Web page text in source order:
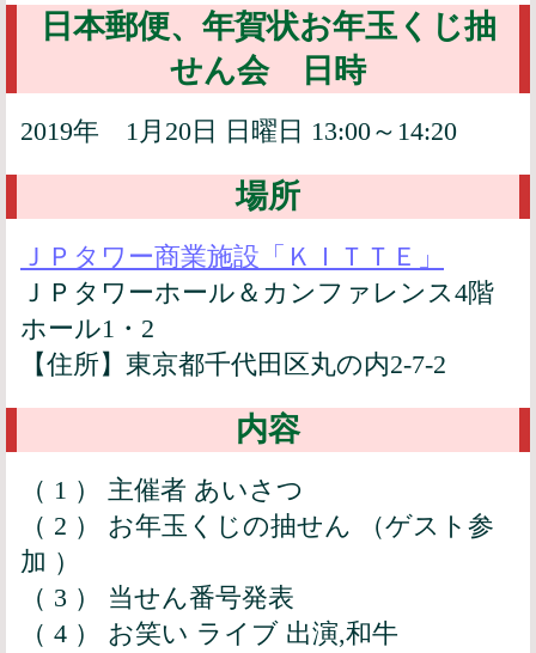
日本郵便、年賀状お年玉くじ抽
せん会 日時
2019年 1月20日 日曜日 13:00～14:20
場所
ＪＰタワー商業施設「ＫＩＴＴＥ」
ＪＰタワーホール＆カンファレンス4階
ホール1・2
【住所】東京都千代田区丸の内2-7-2
内容
（ 1 ） 主催者 あいさつ
（ 2 ） お年玉くじの抽せん （ゲスト参
加 ）
（ 3 ） 当せん番号発表
（ 4 ） お笑い ライブ 出演,和牛